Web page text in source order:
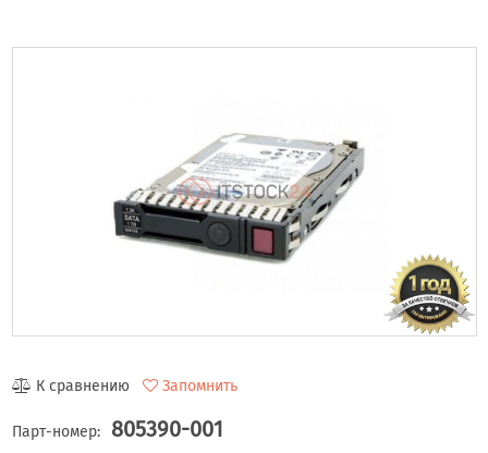
К сравнению Запомнить
Парт-номер: 805390-001